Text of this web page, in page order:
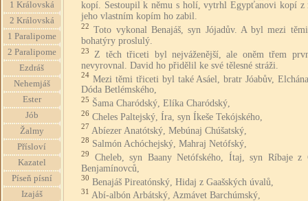
1 Královská
2 Královská
1 Paralipome
2 Paralipome
Ezdráš
Nehemjáš
Ester
Jób
Žalmy
Přísloví
Kazatel
Píseň písní
Izajáš
kopí. Sestoupil k němu s holí, vytrhl Egypťanovi kopí z
jeho vlastním kopím ho zabil.
22
Toto vykonal Benajáš, syn Jójadův. A byl mezi
bohatýry proslulý.
23
Z těch třiceti byl nejváženější, ale oněm třem
nevyrovnal. David ho přidělil ke své tělesné stráži.
24 Mezi těmi třiceti byl také Asáel, bratr Jóabův,
Dóda Betlémského,
25 Šama Charódský, Elíka Charódský,
26 Cheles Paltejský, Íra, syn Íkeše Tekójského,
27 Abíezer Anatótský, Mebúnaj Chúšatský,
28 Salmón Achóchejský, Mahraj Netófský,
29
Cheleb, syn Baany Netófského, Ítaj, syn Ríbaje z
Benjamínovců,
30 Benajáš Pireatónský, Hidaj z Gaašských úvalů,
31 Abí-albón Arbátský, Azmávet Barchúmský,